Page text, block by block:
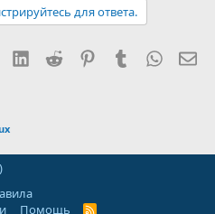
для ответа.
LinkedIn
Reddit PinterestTumblr
Помощь R